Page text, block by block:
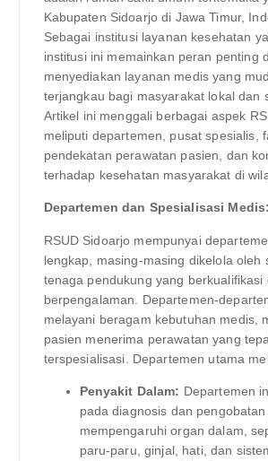
Kabupaten Sidoarjo di Jawa Timur,
Sebagai institusi layanan kesehatan
institusi ini memainkan peran penting
menyediakan layanan medis yang
terjangkau bagi masyarakat lokal dan
Artikel ini menggali berbagai aspek
meliputi departemen, pusat spesialis,
pendekatan perawatan pasien, dan
terhadap kesehatan masyarakat di
Departemen dan Spesialisasi Medis:
RSUD Sidoarjo mempunyai
lengkap, masing-masing dikelola oleh
tenaga pendukung yang berkualifikasi
berpengalaman. Departemen-
melayani beragam kebutuhan medis,
pasien menerima perawatan yang
terspesialisasi. Departemen utama
Penyakit Dalam: Departemen
pada diagnosis dan
mempengaruhi organ dalam,
paru-paru, ginjal, hati, dan